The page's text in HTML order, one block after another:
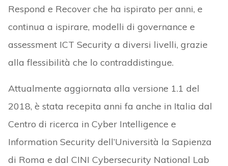
Respond e Recover che ha ispirato per anni, e
continua a ispirare, modelli di governance e
assessment ICT Security a diversi livelli, grazie
alla flessibilità che lo contraddistingue.
Attualmente aggiornata alla versione 1.1 del
2018, è stata recepita anni fa anche in Italia dal
Centro di ricerca in Cyber Intelligence e
Information Security dell’Università la Sapienza
di Roma e dal CINI Cybersecurity National Lab